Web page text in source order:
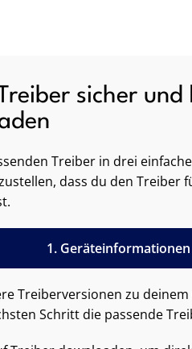
sicher und
Treiber in drei
dass du den Treiber
1.
Treiberversionen zu
Schritt die passende